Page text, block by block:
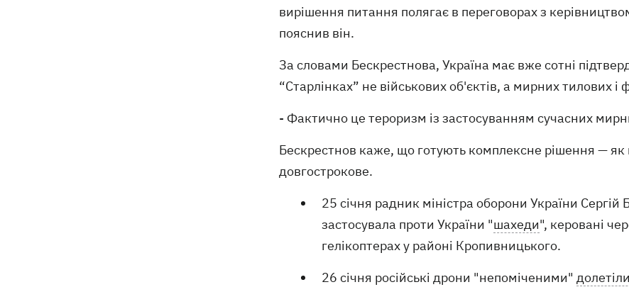
вирішення питання полягає в переговорах з
пояснив він.
За словами Бескрестнова, Україна має вже сотні
“Старлінках” не військових об'єктів, а мирних тилових
- Фактично це тероризм із застосуванням сучасних
Бескрестнов каже, що готують комплексне рішення — як
довгострокове.
25 січня радник міністра оборони України
застосувала проти України "шахеди", керовані
гелікоптерах у районі Кропивницького.
26 січня російські дрони "непоміченими"